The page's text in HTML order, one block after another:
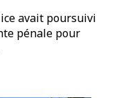
avait poursuivi
pénale pour